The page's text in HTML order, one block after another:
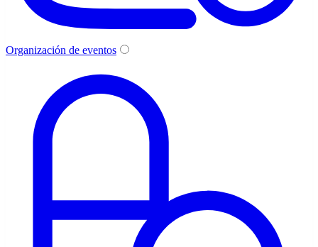
Organización de eventos